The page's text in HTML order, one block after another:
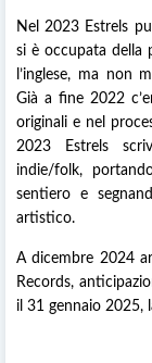
Nel 2023 Estrels
si è occupata della
l’inglese, ma non
Già a fine 2022
originali e nel
2023 Estrels
indie/folk,
sentiero e
artistico.
A dicembre 2024
Records,
il 31 gennaio 2025,